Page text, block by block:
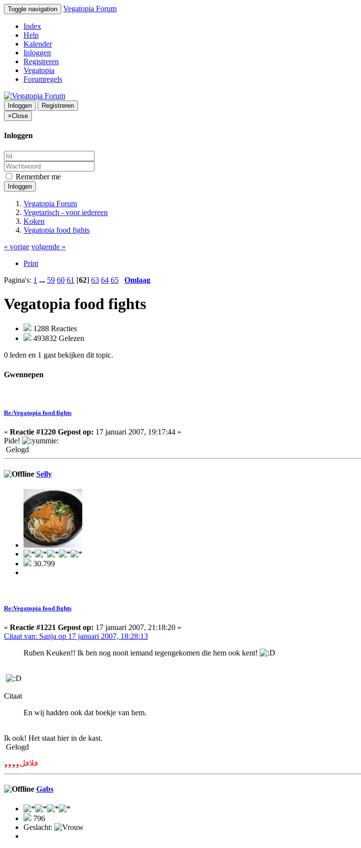
Toggle navigation Vegatopia Forum
Index
Help
Kalender
Inloggen
Registreren
Vegatopia
Forumregels
Inloggen
Registreren
×Close
Inloggen
Remember me
Inloggen
Vegatopia Forum
Vegetarisch - voor iedereen
Koken
Vegatopia food fights
« vorige volgende »
Print
Pagina's: 1 ... 59 60 61 [62] 63 64 65 Omlaag
Vegatopia food fights
1288 Reacties
493832 Gelezen
0 leden en 1 gast bekijken dit topic.
Gwennepen
Re:Vegatopia food fights
« Reactie #1220 Gepost op: 17 januari 2007, 19:17:44 »
Pide!
Gelogd
Selly
30.799
Re:Vegatopia food fights
« Reactie #1221 Gepost op: 17 januari 2007, 21:18:20 »
Citaat van: Sanja op 17 januari 2007, 18:28:13
Ruben Keuken!! Ik ben nog nooit iemand tegengekomen die hem ook kent!
Citaat
En wij hadden ook dat boekje van hem.
Ik ook! Het staat hier in de kast.
Gelogd
,,,,فلافل
Gabs
796
Geslacht: